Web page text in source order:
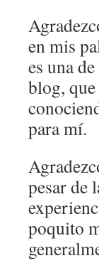
en mis
es una
blog,
para mí.
pesar de
poquito